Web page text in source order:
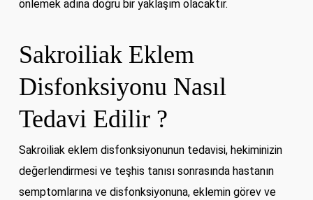
önlemek adına doğru bir yaklaşım olacaktır.
Sakroiliak Eklem
Disfonksiyonu Nasıl
Tedavi Edilir ?
Sakroiliak eklem disfonksiyonunun tedavisi, hekiminizin
değerlendirmesi ve teşhis tanısı sonrasında hastanın
semptomlarına ve disfonksiyonuna, eklemin görev ve